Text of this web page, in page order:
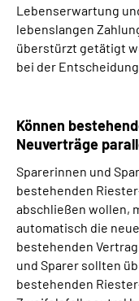
Lebenserwartung
lebenslangen
überstürzt getätigt
bei der
Können
Neuverträge
Sparerinnen und
bestehenden
abschließen wollen,
automatisch die
bestehenden
und Sparer sollten
bestehenden